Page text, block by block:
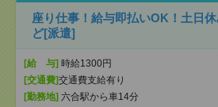
座り仕事！給与即払いOK！土日
ど[派遣]
[給 与] 時給1300円
[交通費]交通費支給有り
[勤務地] 六合駅から車14分